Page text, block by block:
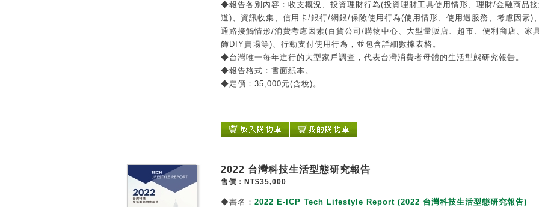
◆報告各別內容：收支概況、投資理財行為(投資理財工具使用情形、理財/金融商品
道)、資訊收集、信用卡/銀行/網銀/保險使用行為(使用情形、使用過服務、考慮因素)
通路接觸情形/消費考慮因素(百貨公司/購物中心、大型量販店、超市、便利商店、家
飾DIY賣場等)、行動支付使用行為，並包含詳細數據表格。
◆台灣唯一每年進行的大型家戶調查，代表台灣消費者母體的生活型態研究報告。
◆報告格式：書面紙本。
◆定價：35,000元(含稅)。
2022 台灣科技生活型態研究報告
售價：NT$35,000
◆書名： 2022 E-ICP Tech Lifestyle Report (2022 台灣科技生活型態研究報告)